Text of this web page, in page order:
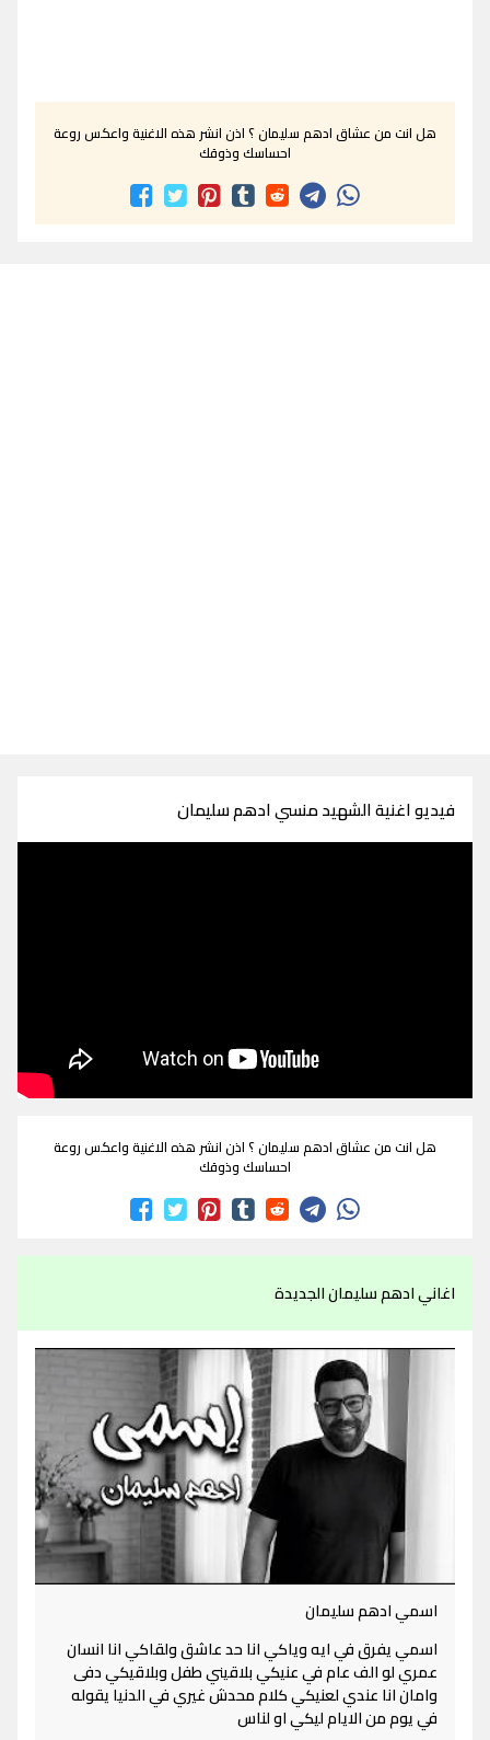
هل انت من عشاق ادهم سليمان ؟ اذن انشر هذه الاغنية واعكس روعة
احساسك وذوقك
فيديو اغنية الشهيد منسي ادهم سليمان
هل انت من عشاق ادهم سليمان ؟ اذن انشر هذه الاغنية واعكس روعة
احساسك وذوقك
اغاني ادهم سليمان الجديدة
اسمي ادهم سليمان
اسمي يفرق في ايه وياكي انا حد عاشق ولقاكي انا انسان
عمري لو الف عام في عنيكي بلاقيني طفل وبلاقيكي دفى
وامان انا عندي لعنيكي كلام محدش غيري في الدنيا يقوله
في يوم من الايام ليكي او لناس